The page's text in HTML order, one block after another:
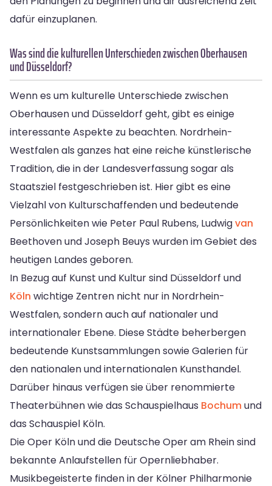
dafür einzuplanen.
Was sind die kulturellen Unterschieden zwischen Oberhausen
und Düsseldorf?
Wenn es um kulturelle Unterschiede zwischen
Oberhausen und Düsseldorf geht, gibt es einige
interessante Aspekte zu beachten. Nordrhein-
Westfalen als ganzes hat eine reiche künstlerische
Tradition, die in der Landesverfassung sogar als
Staatsziel festgeschrieben ist. Hier gibt es eine
Vielzahl von Kulturschaffenden und bedeutende
Persönlichkeiten wie Peter Paul Rubens, Ludwigvan
Beethoven und Joseph Beuys wurden im Gebiet des
heutigen Landes geboren.
In Bezug auf Kunst und Kultur sind Düsseldorf und
Köln wichtige Zentren nicht nur in Nordrhein-
Westfalen, sondern auch auf nationaler und
internationaler Ebene. Diese Städte beherbergen
bedeutende Kunstsammlungen sowie Galerien für
den nationalen und internationalen Kunsthandel.
Darüber hinaus verfügen sie über renommierte
Theaterbühnen wie das Schauspielhaus Bochumund
das Schauspiel Köln.
Die Oper Köln und die Deutsche Oper am Rhein sind
bekannte Anlaufstellen für Opernliebhaber.
Musikbegeisterte finden in der Kölner Philharmonie